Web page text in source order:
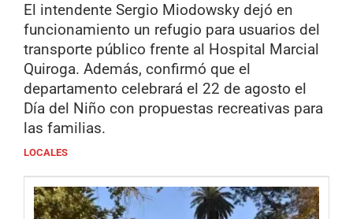
El intendente Sergio Miodowsky dejó en
funcionamiento un refugio para usuarios del
transporte público frente al Hospital Marcial
Quiroga. Además, confirmó que el
departamento celebrará el 22 de agosto el
Día del Niño con propuestas recreativas para
las familias.
LOCALES